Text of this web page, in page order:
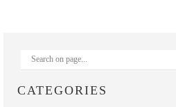
CATEGORIES